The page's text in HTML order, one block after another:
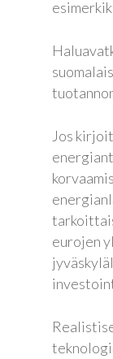
Jos
eurojen